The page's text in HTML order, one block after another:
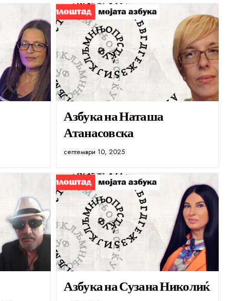
Азбука на Наташа
Атанасовска
септември 10, 2025
Азбука на Сузана Николиќ